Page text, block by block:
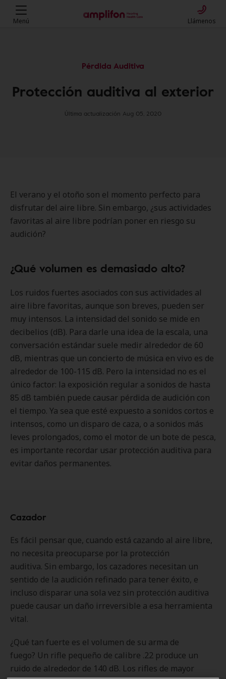
Menú Llámenos
Pérdida Auditiva
Protección auditiva al exterior
Última actualización Aug 05, 2020
El verano y el otoño son el momento perfecto para
disfrutar del aire libre. Sin embargo, ¿sus actividades
favoritas al aire libre podrían poner en riesgo su
audición?
¿Qué volumen es demasiado alto?
Los ruidos fuertes asociados con sus actividades al
aire libre favoritas, aunque son breves, pueden ser
muy intensos. La intensidad del sonido se mide en
decibelios (dB). Para darle una idea de la escala, una
conversación estándar suele medir alrededor de 60
dB, mientras que un concierto de música en vivo es de
alrededor de 100-115 dB. Pero la intensidad no es el
único factor: la exposición regular a sonidos de hasta
85 dB también puede causar pérdida de audición con
el tiempo. Ya sea que esté expuesto a sonidos cortos e
intensos, como un disparo de caza, o a sonidos más
leves prolongados, como el motor de un bote de pesca,
es importante recordar usar protección auditiva para
evitar daños permanentes.
Cazador
Es fácil pensar que, cuando está cazando al aire libre,
no necesita preocuparse por la protección
auditiva. Sin embargo, los cazadores necesitan un
sentido de la audición refinado para tener éxito, e
incluso disparar una sola vez sin protección auditiva
puede causar un daño irreversible a esa herramienta
vital.
¿Qué tan fuerte es el volumen de su arma de
fuego? Un rifle pequeño de calibre .22 produce un
ruido de alrededor de 140 dB. Los rifles de mayor